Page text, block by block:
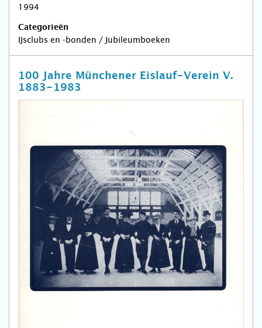
1994
Categorieën
IJsclubs en -bonden / Jubileumboeken
100 Jahre Münchener Eislauf-Verein V.
1883-1983